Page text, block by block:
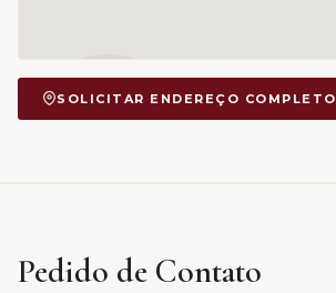
SOLICITAR ENDEREÇO COMPLETO
Pedido de Contato